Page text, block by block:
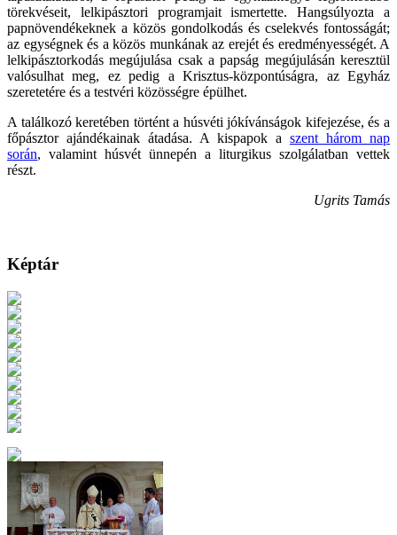
törekvéseit, lelkipásztori programjait ismertette. Hangsúlyozta a
papnövendékeknek a közös gondolkodás és cselekvés fontosságát;
az egységnek és a közös munkának az erejét és eredményességét. A
lelkipásztorkodás megújulása csak a papság megújulásán keresztül
valósulhat meg, ez pedig a Krisztus-központúságra, az Egyház
szeretetére és a testvéri közösségre épülhet.
A találkozó keretében történt a húsvéti jókívánságok kifejezése, és a
főpásztor ajándékainak átadása. A kispapok a szent három nap
során, valamint húsvét ünnepén a liturgikus szolgálatban vettek
részt.
Ugrits Tamás
Képtár